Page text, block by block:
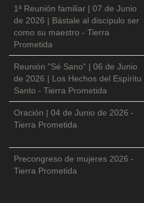
1ª Reunión familiar | 07 de Junio
de 2026 | Bástale al discípulo ser
como su maestro - Tierra
Prometida
Reunión "Sé Sano" | 06 de Junio
de 2026 | Los Hechos del Espíritu
Santo - Tierra Prometida
Oración | 04 de Junio de 2026 -
Tierra Prometida
Precongreso de mujeres 2026 -
Tierra Prometida